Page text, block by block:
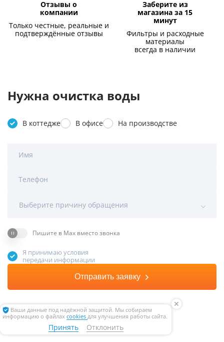
Отзывы о
компании
Только честные, реальные и
подтверждённые отзывы
Заберите из
магазина за 15
минут
Фильтры и расходные
материалы
всегда в наличии
Нужна очистка воды
В коттедже В офисе На производстве
Имя
Телефон
Выберите причину обращения
Пишите в Max вместо звонка
Я принимаю условия
передачи информации
Отправить заявку
Ваши данные под надёжной защитой. Мы собираем
информацию о файлах cookies для улучшения работы сайта.
Принять Отклонить
✕